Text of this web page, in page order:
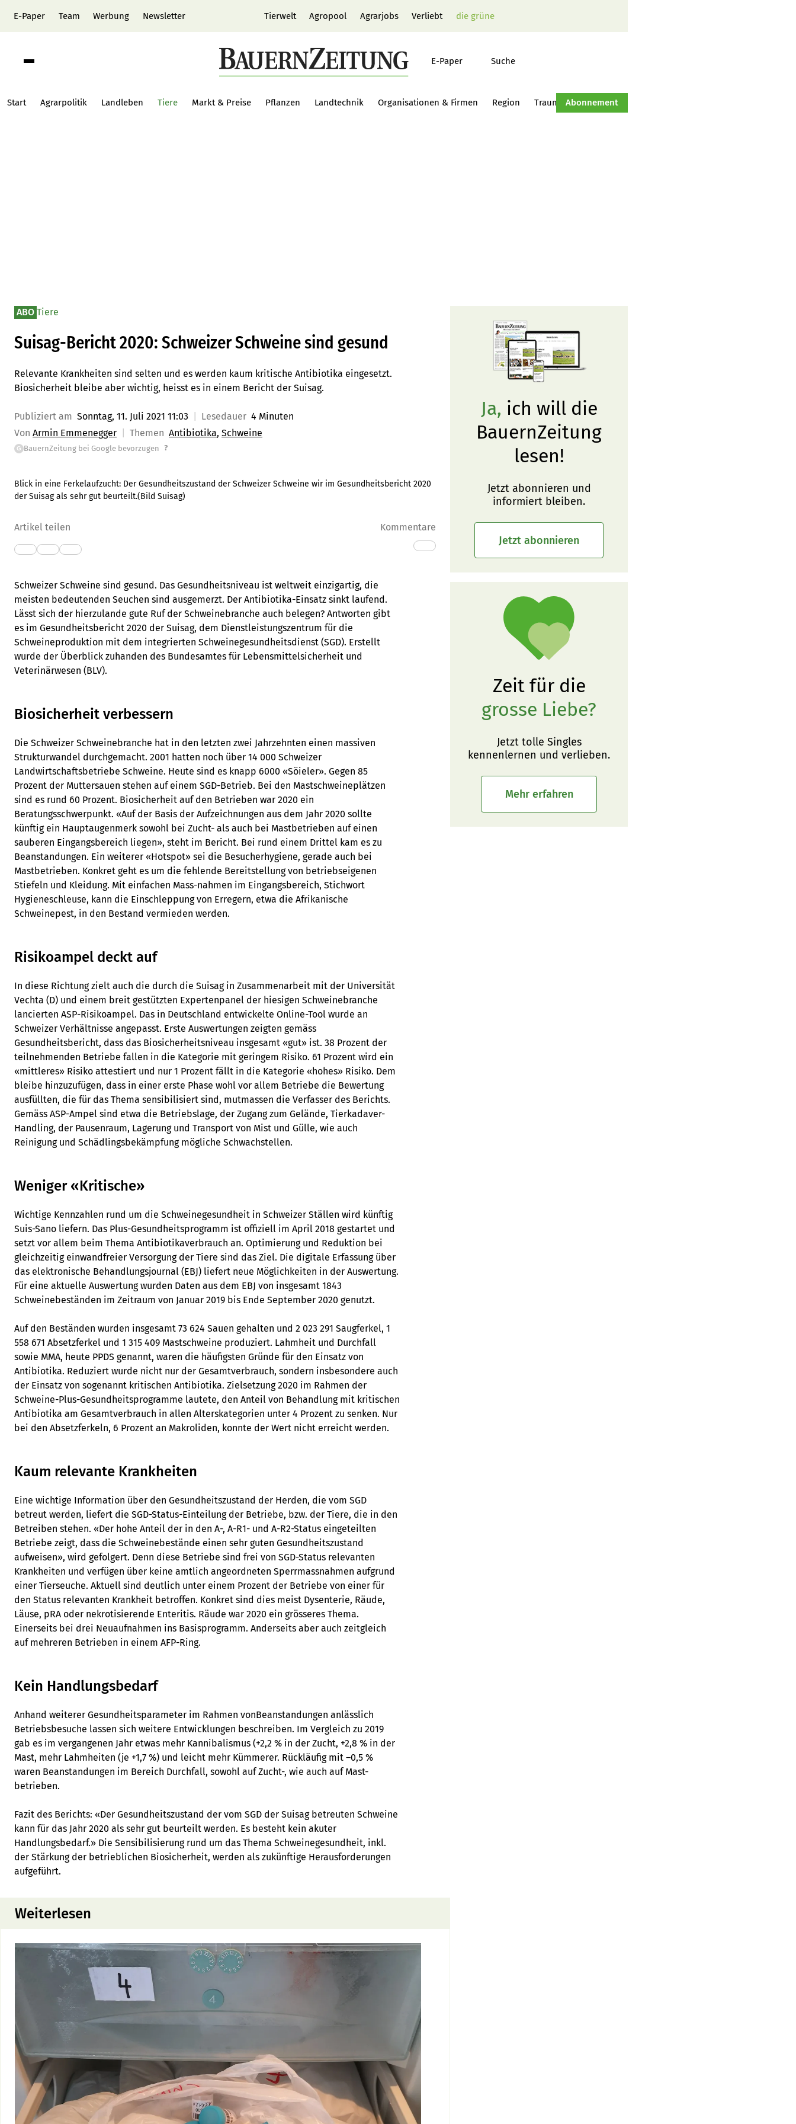
E-Paper Team Werbung Newsletter Tierwelt Agropool Agrarjobs Verliebt die grüne
E-Paper Suche
Start Agrarpolitik Landleben Tiere Markt & Preise Pflanzen Landtechnik Organisationen & Firmen Region Traumtraktor Hof-Management
Abonnement
ABO Tiere
Suisag-Bericht 2020: Schweizer Schweine sind gesund
Relevante Krankheiten sind selten und es werden kaum kritische Antibiotika eingesetzt.
Biosicherheit bleibe aber wichtig, heisst es in einem Bericht der Suisag.
Publiziert am Sonntag, 11. Juli 2021 11:03 Lesedauer 4 Minuten
Von Armin Emmenegger Themen Antibiotika Schweine
G BauernZeitung bei Google bevorzugen ?
Blick in eine Ferkelaufzucht: Der Gesundheitszustand der Schweizer Schweine wir im Gesundheitsbericht 2020
der Suisag als sehr gut beurteilt.(Bild Suisag)
Artikel teilen Kommentare
Schweizer Schweine sind gesund. Das Gesundheitsniveau ist weltweit einzigartig, die
meisten bedeutenden Seuchen sind ausgemerzt. Der Antibiotika-Einsatz sinkt laufend.
Lässt sich der hierzulande gute Ruf der Schweinebranche auch belegen? Antworten gibt
es im Gesundheitsbericht 2020 der Suisag, dem Dienstleistungszentrum für die
Schweineproduktion mit dem integrierten Schweinegesundheitsdienst (SGD). Erstellt
wurde der Überblick zuhanden des Bundesamtes für Lebensmittelsicherheit und
Veterinärwesen (BLV).
Biosicherheit verbessern
Die Schweizer Schweinebranche hat in den letzten zwei Jahrzehnten einen massiven
Strukturwandel durchgemacht. 2001 hatten noch über 14 000 Schweizer
Landwirtschaftsbetriebe Schweine. Heute sind es knapp 6000 «Söieler». Gegen 85
Prozent der Muttersauen stehen auf einem SGD-Betrieb. Bei den Mastschweineplätzen
sind es rund 60 Prozent. Biosicherheit auf den Betrieben war 2020 ein
Beratungsschwerpunkt. «Auf der Basis der Aufzeichnungen aus dem Jahr 2020 sollte
künftig ein Hauptaugenmerk sowohl bei Zucht- als auch bei Mastbetrieben auf einen
sauberen Eingangsbereich liegen», steht im Bericht. Bei rund einem Drittel kam es zu
Beanstandungen. Ein weiterer «Hotspot» sei die Besucherhygiene, gerade auch bei
Mastbetrieben. Konkret geht es um die fehlende Bereitstellung von betriebseigenen
Stiefeln und Kleidung. Mit einfachen Mass-nahmen im Eingangsbereich, Stichwort
Hygieneschleuse, kann die Einschleppung von Erregern, etwa die Afrikanische
Schweinepest, in den Bestand vermieden werden.
Risikoampel deckt auf
In diese Richtung zielt auch die durch die Suisag in Zusammenarbeit mit der Universität
Vechta (D) und einem breit gestützten Expertenpanel der hiesigen Schweinebranche
lancierten ASP-Risikoampel. Das in Deutschland entwickelte Online-Tool wurde an
Schweizer Verhältnisse angepasst. Erste Auswertungen zeigten gemäss
Gesundheitsbericht, dass das Biosicherheitsniveau insgesamt «gut» ist. 38 Prozent der
teilnehmenden Betriebe fallen in die Kategorie mit geringem Risiko. 61 Prozent wird ein
«mittleres» Risiko attestiert und nur 1 Prozent fällt in die Kategorie «hohes» Risiko. Dem
bleibe hinzuzufügen, dass in einer erste Phase wohl vor allem Betriebe die Bewertung
ausfüllten, die für das Thema sensibilisiert sind, mutmassen die Verfasser des Berichts.
Gemäss ASP-Ampel sind etwa die Betriebslage, der Zugang zum Gelände, Tierkadaver-
Handling, der Pausenraum, Lagerung und Transport von Mist und Gülle, wie auch
Reinigung und Schädlingsbekämpfung mögliche Schwachstellen.
Weniger «Kritische»
Wichtige Kennzahlen rund um die Schweinegesundheit in Schweizer Ställen wird künftig
Suis-Sano liefern. Das Plus-Gesundheitsprogramm ist offiziell im April 2018 gestartet und
setzt vor allem beim Thema Antibiotikaverbrauch an. Optimierung und Reduktion bei
gleichzeitig einwandfreier Versorgung der Tiere sind das Ziel. Die digitale Erfassung über
das elektronische Behandlungsjournal (EBJ) liefert neue Möglichkeiten in der Auswertung.
Für eine aktuelle Auswertung wurden Daten aus dem EBJ von insgesamt 1843
Schweinebeständen im Zeitraum von Januar 2019 bis Ende September 2020 genutzt.
Auf den Beständen wurden insgesamt 73 624 Sauen gehalten und 2 023 291 Saugferkel, 1
558 671 Absetzferkel und 1 315 409 Mastschweine produziert. Lahmheit und Durchfall
sowie MMA, heute PPDS genannt, waren die häufigsten Gründe für den Einsatz von
Antibiotika. Reduziert wurde nicht nur der Gesamtverbrauch, sondern insbesondere auch
der Einsatz von sogenannt kritischen Antibiotika. Zielsetzung 2020 im Rahmen der
Schweine-Plus-Gesundheitsprogramme lautete, den Anteil von Behandlung mit kritischen
Antibiotika am Gesamtverbrauch in allen Alterskategorien unter 4 Prozent zu senken. Nur
bei den Absetzferkeln, 6 Prozent an Makroliden, konnte der Wert nicht erreicht werden.
Kaum relevante Krankheiten
Eine wichtige Information über den Gesundheitszustand der Herden, die vom SGD
betreut werden, liefert die SGD-Status-Einteilung der Betriebe, bzw. der Tiere, die in den
Betreiben stehen. «Der hohe Anteil der in den A-, A-R1- und A-R2-Status eingeteilten
Betriebe zeigt, dass die Schweinebestände einen sehr guten Gesundheitszustand
aufweisen», wird gefolgert. Denn diese Betriebe sind frei von SGD-Status relevanten
Krankheiten und verfügen über keine amtlich angeordneten Sperrmassnahmen aufgrund
einer Tierseuche. Aktuell sind deutlich unter einem Prozent der Betriebe von einer für
den Status relevanten Krankheit betroffen. Konkret sind dies meist Dysenterie, Räude,
Läuse, pRA oder nekrotisierende Enteritis. Räude war 2020 ein grösseres Thema.
Einerseits bei drei Neuaufnahmen ins Basisprogramm. Anderseits aber auch zeitgleich
auf mehreren Betrieben in einem AFP-Ring.
Kein Handlungsbedarf
Anhand weiterer Gesundheitsparameter im Rahmen vonBeanstandungen anlässlich
Betriebsbesuche lassen sich weitere Entwicklungen beschreiben. Im Vergleich zu 2019
gab es im vergangenen Jahr etwas mehr Kannibalismus (+2,2 % in der Zucht, +2,8 % in der
Mast, mehr Lahmheiten (je +1,7 %) und leicht mehr Kümmerer. Rückläufig mit –0,5 %
waren Beanstandungen im Bereich Durchfall, sowohl auf Zucht-, wie auch auf Mast-
betrieben.
Fazit des Berichts: «Der Gesundheitszustand der vom SGD der Suisag betreuten Schweine
kann für das Jahr 2020 als sehr gut beurteilt werden. Es besteht kein akuter
Handlungsbedarf.» Die Sensibilisierung rund um das Thema Schweinegesundheit, inkl.
der Stärkung der betrieblichen Biosicherheit, werden als zukünftige Herausforderungen
aufgeführt.
Weiterlesen
Ja, ich will die
BauernZeitung
lesen!
Jetzt abonnieren und
informiert bleiben.
Jetzt abonnieren
Zeit für die
grosse Liebe?
Jetzt tolle Singles
kennenlernen und verlieben.
Mehr erfahren